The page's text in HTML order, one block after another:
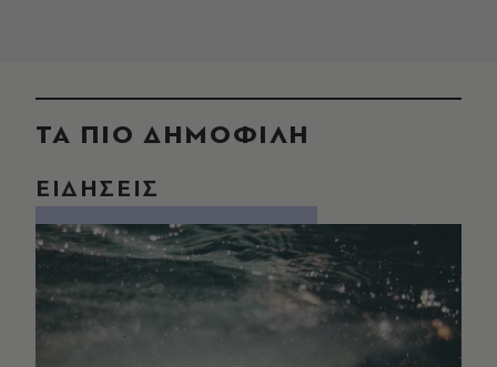
ΤΑ ΠΙΟ ΔΗΜΟΦΙΛΗ
ΕΙΔΗΣΕΙΣ